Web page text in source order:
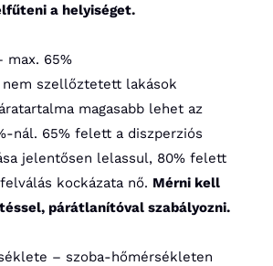
a helyiséget.
max. 65%
szellőztetett lakások
magasabb lehet az
nál. 65% felett a diszperziós
jelentősen lelassul, 80% felett
kockázata nő. Mérni kell
párátlanítóval szabályozni.
– szoba-hőmérsékleten